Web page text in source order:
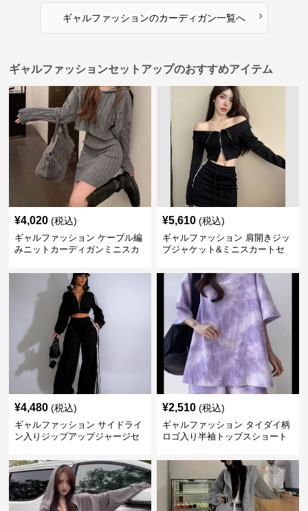
ギャルファッションのカーディガン一覧へ ›
ギャルファッションセットアップのおすすめアイテム
¥4,020 (税込)
ギャルファッション ケーブル編
みニットカーディガンミニスカ
¥5,610 (税込)
ギャルファッション 肩開きジッ
プジャケット&ミニスカートセ
¥4,480 (税込)
ギャルファッション サイドライ
ン入りジップアップジャージセ
¥2,510 (税込)
ギャルファッション タイダイ柄
ロゴ入り半袖トップスショート